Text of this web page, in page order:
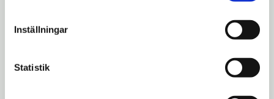
hur vi och våra leverantörer inhämtar och behandlar
Inställningar
Statistik